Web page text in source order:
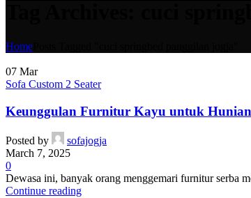
Home
07 Mar
Sofa Custom 2 Seater
Keunggulan Furnitur Kayu untuk Hunian
Posted by
sofajogja
March 7, 2025
0
Dewasa ini, banyak orang menggemari furnitur serba
Continue reading